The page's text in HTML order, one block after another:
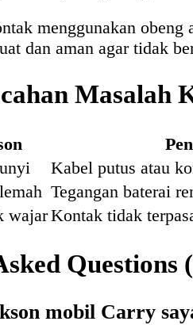
menggunakan
dan aman agar tidak
Kabel putus atau
Tegangan baterai
wajarKontak tidak
Questions
mobil Carry